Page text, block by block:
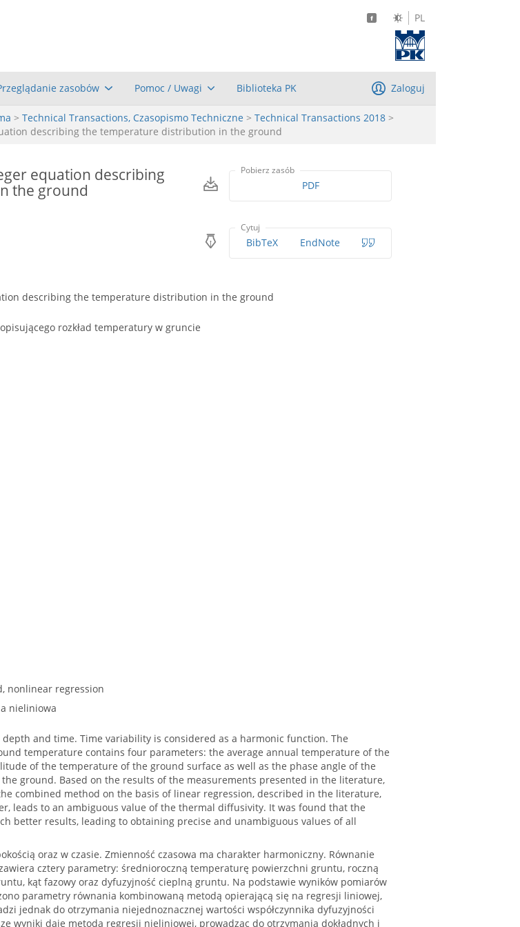
PL
zasobów Pomoc / Uwagi Biblioteka PK Zaloguj
> Technical Transactions, Czasopismo Techniczne > Technical Transactions 2018 >
describing the temperature distribution in the ground
equation describing
the ground
Pobierz zasób
PDF
Cytuj
BibTeX EndNote
describing the temperature distribution in the ground
rozkład temperatury w gruncie
nonlinear regression
nieliniowa
and time. Time variability is considered as a harmonic function. The
temperature contains four parameters: the average annual temperature of the
of the temperature of the ground surface as well as the phase angle of the
ground. Based on the results of the measurements presented in the literature,
combined method on the basis of linear regression, described in the literature,
leads to an ambiguous value of the thermal diffusivity. It was found that the
better results, leading to obtaining precise and unambiguous values of all
oraz w czasie. Zmienność czasowa ma charakter harmoniczny. Równanie
cztery parametry: średnioroczną temperaturę powierzchni gruntu, roczną
kąt fazowy oraz dyfuzyjność cieplną gruntu. Na podstawie wyników pomiarów
parametry równania kombinowaną metodą opierającą się na regresji liniowej,
jednak do otrzymania niejednoznacznej wartości współczynnika dyfuzyjności
wyniki daje metoda regresji nieliniowej, prowadząc do otrzymania dokładnych i